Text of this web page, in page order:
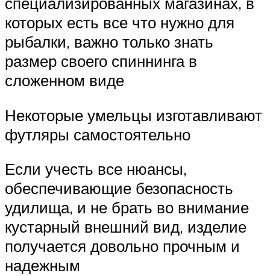
которых есть все что нужно для
рыбалки, важно только знать
размер своего спиннинга в
сложенном виде
Некоторые умельцы изготавливают
футляры самостоятельно
Если учесть все нюансы,
обеспечивающие безопасность
удилища, и не брать во внимание
кустарный внешний вид, изделие
получается довольно прочным и
надежным